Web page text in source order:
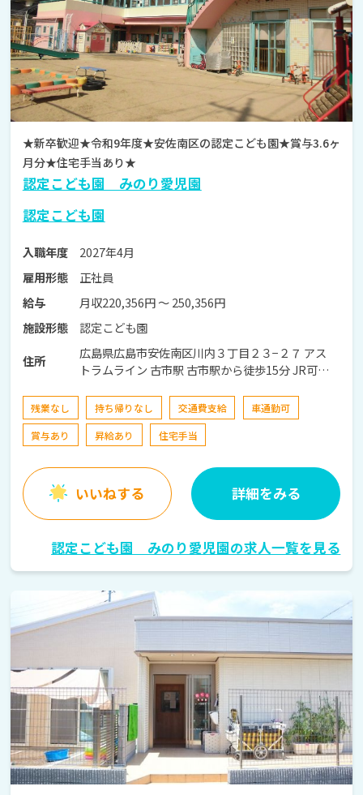
★新卒歓迎★令和9年度★安佐南区の認定こども園★賞与3.6ヶ
月分★住宅手当あり★
認定こども園 みのり愛児園
認定こども園
入職年度
2027年4月
雇用形態
正社員
給与
月収220,356円 〜 250,356円
施設形態
認定こども園
住所
広島県広島市安佐南区川内３丁目２３−２７ アス
トラムライン 古市駅 古市駅から徒歩15分 JR可部
残業なし 持ち帰りなし 交通費支給
車通勤可
賞与あり
昇給あり 住宅手当
いいねする 詳細をみる
認定こども園 みのり愛児園の求人一覧を見る